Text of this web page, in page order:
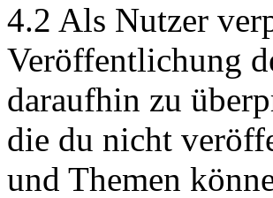
4.2 Als Nutzer
Veröffentlichung
daraufhin zu
die du nicht
und Themen